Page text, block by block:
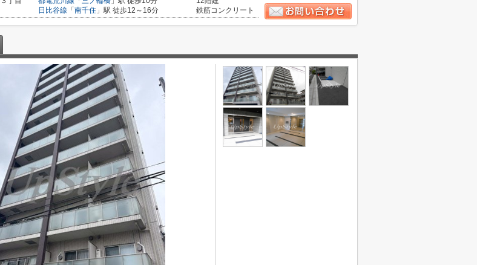
日比谷線 「 南千住 」駅 徒歩12～16分
鉄筋コンクリート